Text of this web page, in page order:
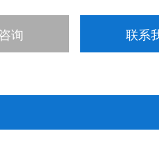
10000管体积
打印机接口（DB25）；RS232C
询 联系